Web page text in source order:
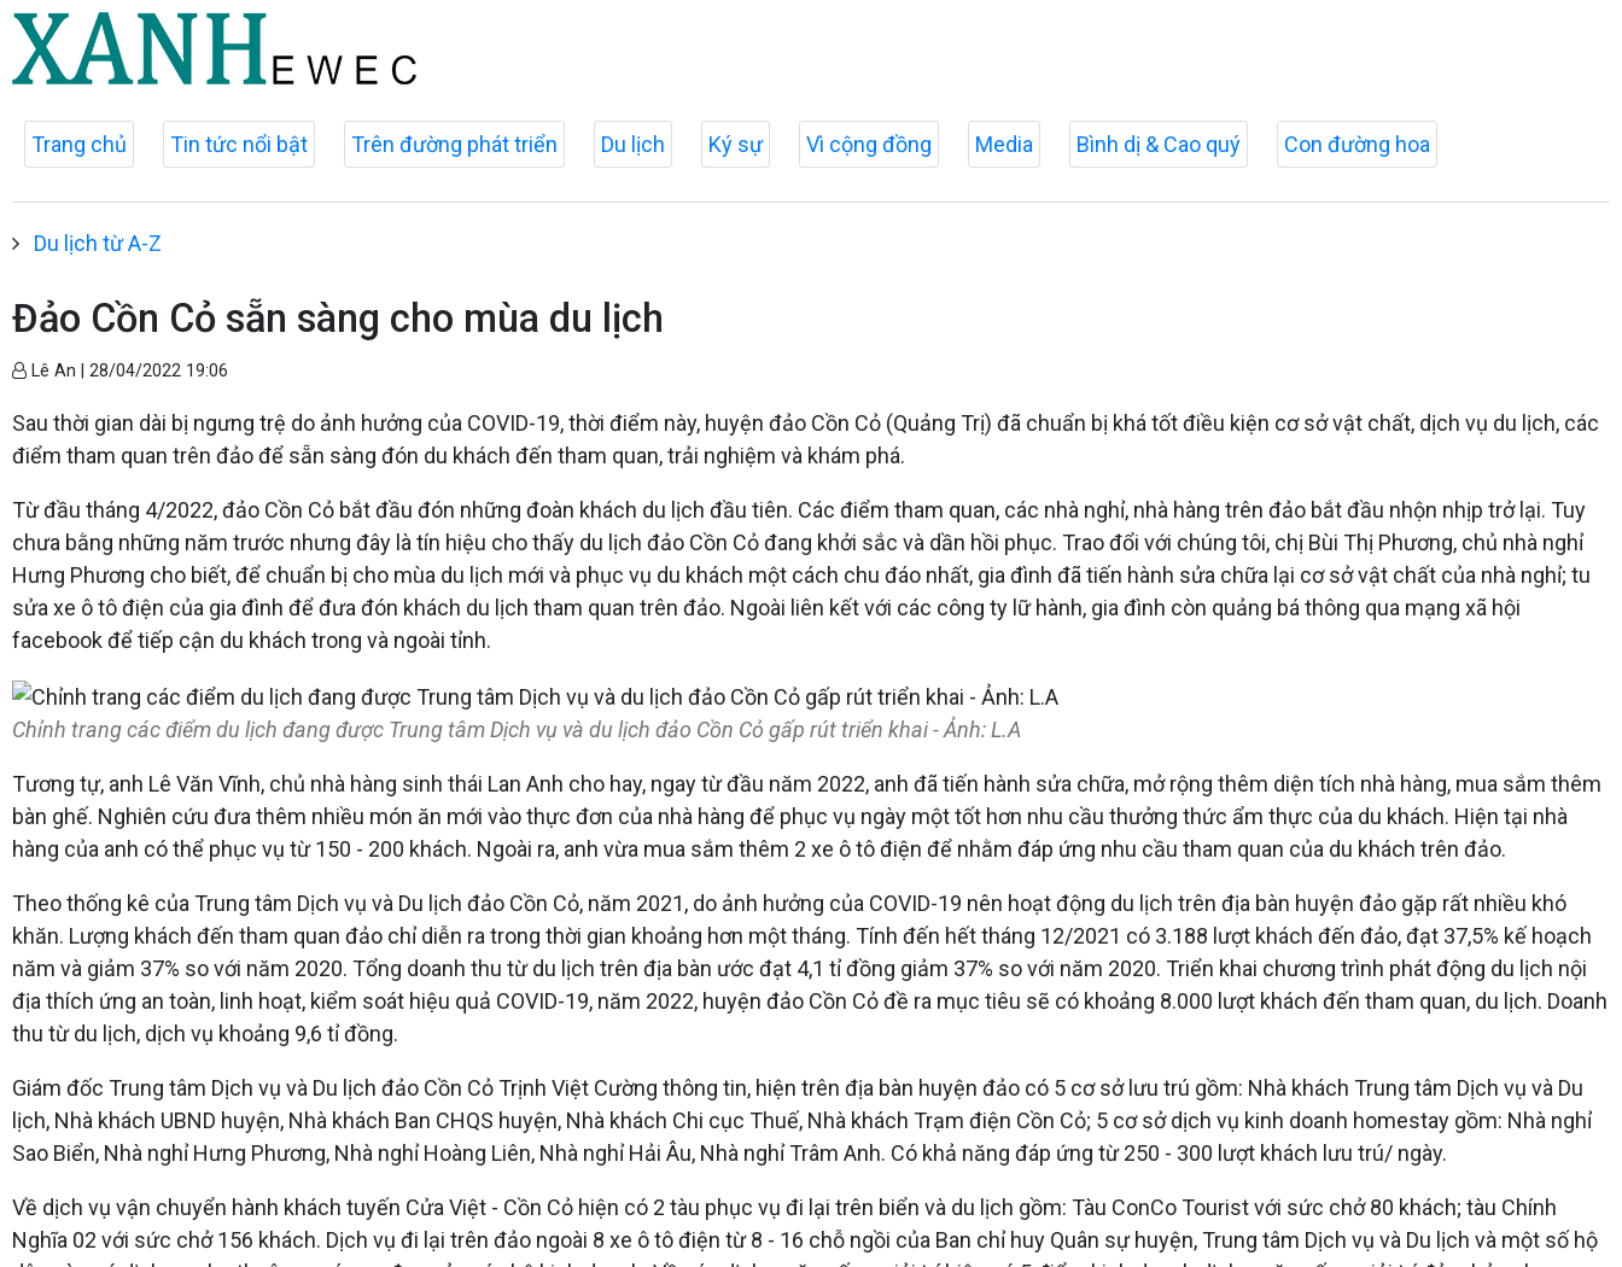
Trang chủ Tin tức nổi bật Trên đường phát triển Du lịch Ký sự Vì cộng đồng Media Bình dị & Cao quý Con đường hoa
Du lịch từ A-Z
Đảo Cồn Cỏ sẵn sàng cho mùa du lịch
Lê An | 28/04/2022 19:06
Sau thời gian dài bị ngưng trệ do ảnh hưởng của COVID-19, thời điểm này, huyện đảo Cồn Cỏ (Quảng Trị) đã chuẩn bị khá tốt điều kiện cơ sở vật chất, dịch vụ du lịch, các
điểm tham quan trên đảo để sẵn sàng đón du khách đến tham quan, trải nghiệm và khám phá.
Từ đầu tháng 4/2022, đảo Cồn Cỏ bắt đầu đón những đoàn khách du lịch đầu tiên. Các điểm tham quan, các nhà nghỉ, nhà hàng trên đảo bắt đầu nhộn nhịp trở lại. Tuy
chưa bằng những năm trước nhưng đây là tín hiệu cho thấy du lịch đảo Cồn Cỏ đang khởi sắc và dần hồi phục. Trao đổi với chúng tôi, chị Bùi Thị Phương, chủ nhà nghỉ
Hưng Phương cho biết, để chuẩn bị cho mùa du lịch mới và phục vụ du khách một cách chu đáo nhất, gia đình đã tiến hành sửa chữa lại cơ sở vật chất của nhà nghỉ; tu
sửa xe ô tô điện của gia đình để đưa đón khách du lịch tham quan trên đảo. Ngoài liên kết với các công ty lữ hành, gia đình còn quảng bá thông qua mạng xã hội
facebook để tiếp cận du khách trong và ngoài tỉnh.
Chỉnh trang các điểm du lịch đang được Trung tâm Dịch vụ và du lịch đảo Cồn Cỏ gấp rút triển khai - Ảnh: L.A
Tương tự, anh Lê Văn Vĩnh, chủ nhà hàng sinh thái Lan Anh cho hay, ngay từ đầu năm 2022, anh đã tiến hành sửa chữa, mở rộng thêm diện tích nhà hàng, mua sắm thêm
bàn ghế. Nghiên cứu đưa thêm nhiều món ăn mới vào thực đơn của nhà hàng để phục vụ ngày một tốt hơn nhu cầu thưởng thức ẩm thực của du khách. Hiện tại nhà
hàng của anh có thể phục vụ từ 150 - 200 khách. Ngoài ra, anh vừa mua sắm thêm 2 xe ô tô điện để nhằm đáp ứng nhu cầu tham quan của du khách trên đảo.
Theo thống kê của Trung tâm Dịch vụ và Du lịch đảo Cồn Cỏ, năm 2021, do ảnh hưởng của COVID-19 nên hoạt động du lịch trên địa bàn huyện đảo gặp rất nhiều khó
khăn. Lượng khách đến tham quan đảo chỉ diễn ra trong thời gian khoảng hơn một tháng. Tính đến hết tháng 12/2021 có 3.188 lượt khách đến đảo, đạt 37,5% kế hoạch
năm và giảm 37% so với năm 2020. Tổng doanh thu từ du lịch trên địa bàn ước đạt 4,1 tỉ đồng giảm 37% so với năm 2020. Triển khai chương trình phát động du lịch nội
địa thích ứng an toàn, linh hoạt, kiểm soát hiệu quả COVID-19, năm 2022, huyện đảo Cồn Cỏ đề ra mục tiêu sẽ có khoảng 8.000 lượt khách đến tham quan, du lịch. Doanh
thu từ du lịch, dịch vụ khoảng 9,6 tỉ đồng.
Giám đốc Trung tâm Dịch vụ và Du lịch đảo Cồn Cỏ Trịnh Việt Cường thông tin, hiện trên địa bàn huyện đảo có 5 cơ sở lưu trú gồm: Nhà khách Trung tâm Dịch vụ và Du
lịch, Nhà khách UBND huyện, Nhà khách Ban CHQS huyện, Nhà khách Chi cục Thuế, Nhà khách Trạm điện Cồn Cỏ; 5 cơ sở dịch vụ kinh doanh homestay gồm: Nhà nghỉ
Sao Biển, Nhà nghỉ Hưng Phương, Nhà nghỉ Hoàng Liên, Nhà nghỉ Hải Âu, Nhà nghỉ Trâm Anh. Có khả năng đáp ứng từ 250 - 300 lượt khách lưu trú/ ngày.
Về dịch vụ vận chuyển hành khách tuyến Cửa Việt - Cồn Cỏ hiện có 2 tàu phục vụ đi lại trên biển và du lịch gồm: Tàu ConCo Tourist với sức chở 80 khách; tàu Chính
Nghĩa 02 với sức chở 156 khách. Dịch vụ đi lại trên đảo ngoài 8 xe ô tô điện từ 8 - 16 chỗ ngồi của Ban chỉ huy Quân sự huyện, Trung tâm Dịch vụ và Du lịch và một số hộ